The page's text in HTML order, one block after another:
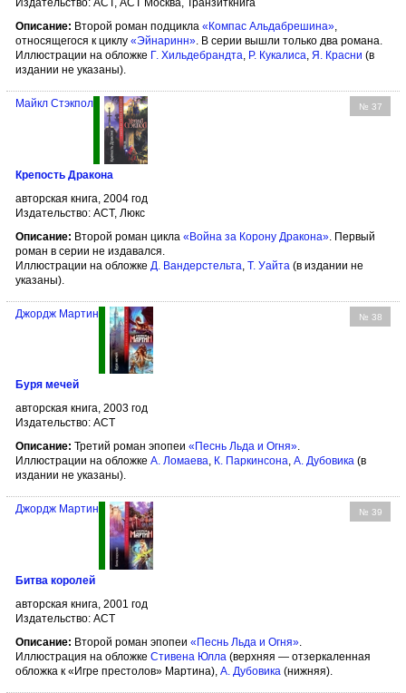
Издательство: АСТ, АСТ Москва, Транзиткнига
Описание: Второй роман подцикла «Компас Альдабрешина»,
относящегося к циклу «Эйнаринн». В серии вышли только два романа.
Иллюстрации на обложке Г. Хильдебрандта, Р. Кукалиса, Я. Красни (в
издании не указаны).
№ 37
Майкл Стэкпол
Крепость Дракона
авторская книга, 2004 год
Издательство: АСТ, Люкс
Описание: Второй роман цикла «Война за Корону Дракона» . Первый
роман в серии не издавался.
Иллюстрации на обложке Д. Вандерстельта Т. Уайта (в издании не
указаны).
№ 38
Джордж Мартин
Буря мечей
авторская книга, 2003 год
Издательство: АСТ
Описание: Третий роман эпопеи «Песнь Льда и Огня».
Иллюстрации на обложке А. Ломаева, К. Паркинсона, А. Дубовика (в
издании не указаны).
№ 39
Джордж Мартин
Битва королей
авторская книга, 2001 год
Издательство: АСТ
Описание: Второй роман эпопеи «Песнь Льда и Огня»
Иллюстрация на обложке Стивена Юлла (верхняя — отзеркаленная
обложка к «Игре престолов» Мартина), А. Дубовика (нижняя).